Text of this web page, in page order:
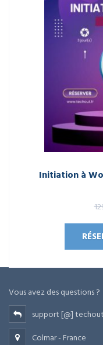
Initiation à
Vous avez des questions ?
support [@]
Colmar - France